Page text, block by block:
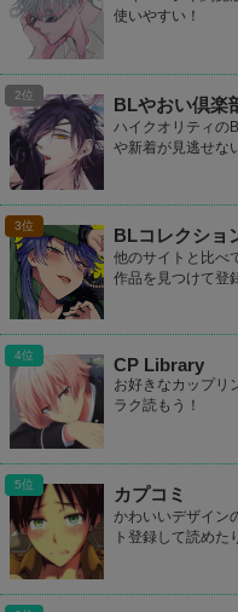
使いやすい！
BLやおい倶楽
ハイクオリティの
や新着が見逃せな
BLコレクショ
他のサイトと比べ
作品を見つけて登
CP Library
お好きなカップリ
ラク読もう！
カプコミ
かわいいデザイン
ト登録して読めた